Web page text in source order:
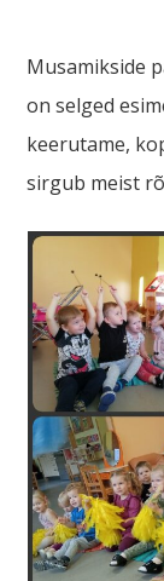
Musamikside
on selged
keerutame,
sirgub meist